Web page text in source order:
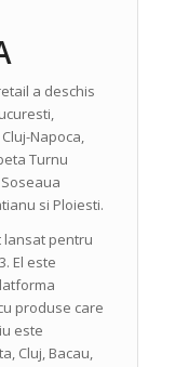
a deschis
Napoca,
Turnu
si Ploiesti.
pentru
El este
produse care
este
Cluj, Bacau,